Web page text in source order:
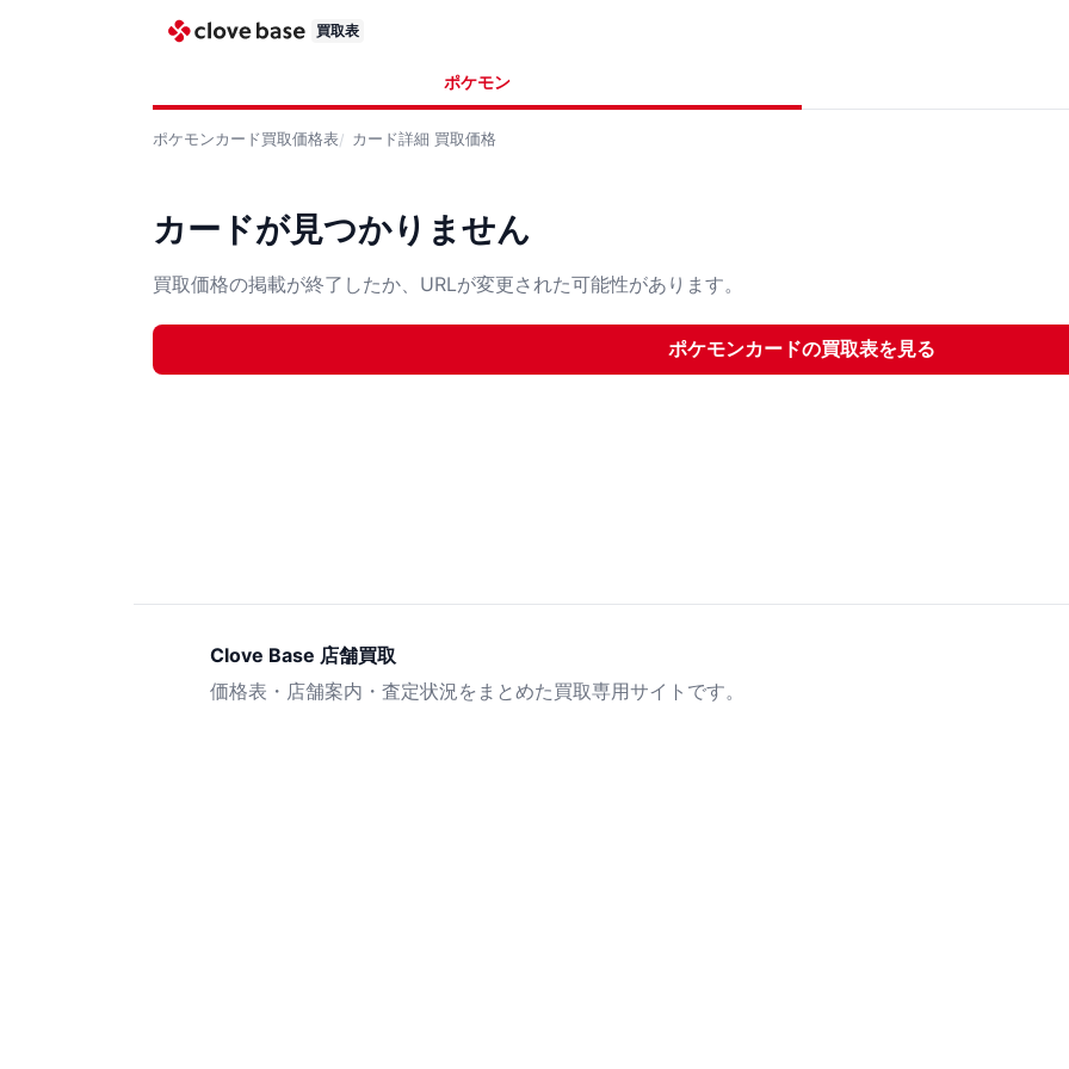
買取表
ポケモン
ポケモンカード買取価格表 カード詳細 買取価格
カードが見つかりません
買取価格の掲載が終了したか、URLが変更された可能性があります。
ポケモンカードの買取表を見る
Clove Base 店舗買取
価格表・店舗案内・査定状況をまとめた買取専用サイトです。